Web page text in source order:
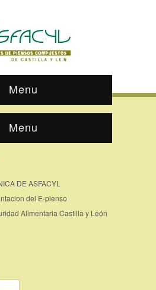
Menu
Menu
DE ASFACYL
del E-pienso
Alimentaria Castilla y León